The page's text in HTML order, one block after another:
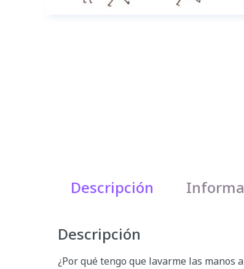
Descripción
Descripción
¿Por qué tengo que lavarme las manos